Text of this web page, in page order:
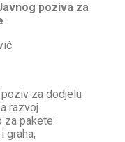
poziva za
za dodjelu
razvoj
za pakete:
graha,